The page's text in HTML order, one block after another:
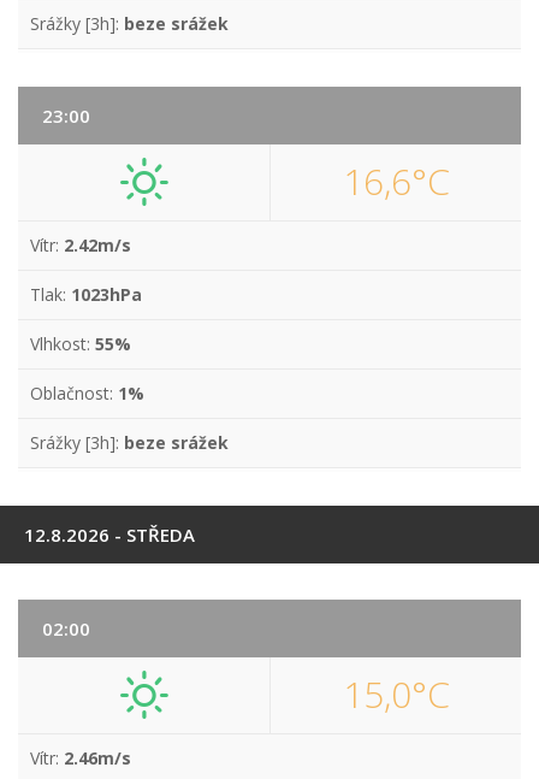
Srážky [3h]: beze srážek
23:00
16,6°C
Vítr: 2.42m/s
Tlak: 1023hPa
Vlhkost: 55%
Oblačnost: 1%
Srážky [3h]: beze srážek
12.8.2026 - STŘEDA
02:00
15,0°C
Vítr: 2.46m/s